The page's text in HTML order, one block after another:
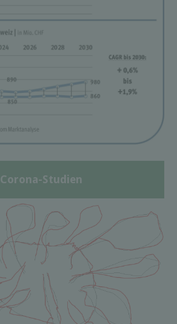
Corona-Studien